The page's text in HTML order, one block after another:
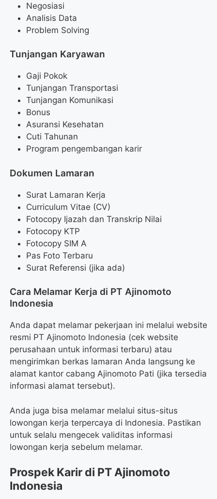
Negosiasi
Analisis Data
Problem Solving
Tunjangan Karyawan
Gaji Pokok
Tunjangan Transportasi
Tunjangan Komunikasi
Bonus
Asuransi Kesehatan
Cuti Tahunan
Program pengembangan karir
Dokumen Lamaran
Surat Lamaran Kerja
Curriculum Vitae (CV)
Fotocopy Ijazah dan Transkrip Nilai
Fotocopy KTP
Fotocopy SIM A
Pas Foto Terbaru
Surat Referensi (jika ada)
Cara Melamar Kerja di PT Ajinomoto
Indonesia
Anda dapat melamar pekerjaan ini melalui website
resmi PT Ajinomoto Indonesia (cek website
perusahaan untuk informasi terbaru) atau
mengirimkan berkas lamaran Anda langsung ke
alamat kantor cabang Ajinomoto Pati (jika tersedia
informasi alamat tersebut).
Anda juga bisa melamar melalui situs-situs
lowongan kerja terpercaya di Indonesia. Pastikan
untuk selalu mengecek validitas informasi
lowongan kerja sebelum melamar.
Prospek Karir di PT Ajinomoto
Indonesia